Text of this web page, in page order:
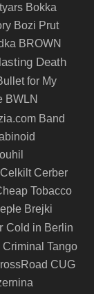
Bokka
Bozi Prut
BROWN
Death
for My
BWLN
Band
Celkilt Cerber
Tobacco
Brejki
Cold in Berlin
Criminal Tango
CUG